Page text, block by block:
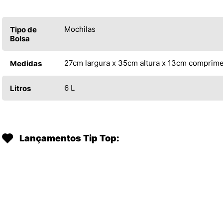
Tipo de
Bolsa
Mochilas
Medidas 27cm largura x 35cm altura x 13cm
Litros 6 L
Lançamentos Tip Top: